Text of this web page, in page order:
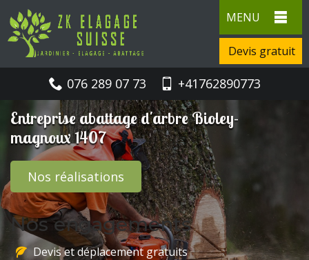
MENU
Devis gratuit
076 289 07 73 +41762890773
Entreprise abattage d'arbre Bioley-
magnoux 1407
Nos réalisations
Nos engagements
Devis et déplacement gratuits